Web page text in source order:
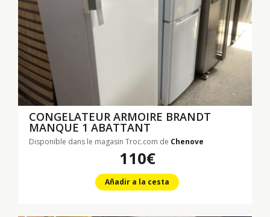
CONGELATEUR ARMOIRE BRANDT
MANQUE 1 ABATTANT
Disponible dans le magasin Troc.com de Chenove
110€
Añadir a la cesta